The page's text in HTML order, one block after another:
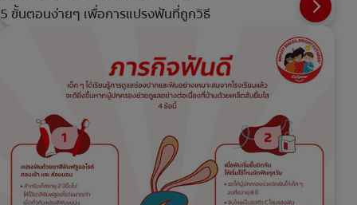
5 ขั้นตอนง่ายๆ เพื่อการแปรงฟันที่ถูกวิธี